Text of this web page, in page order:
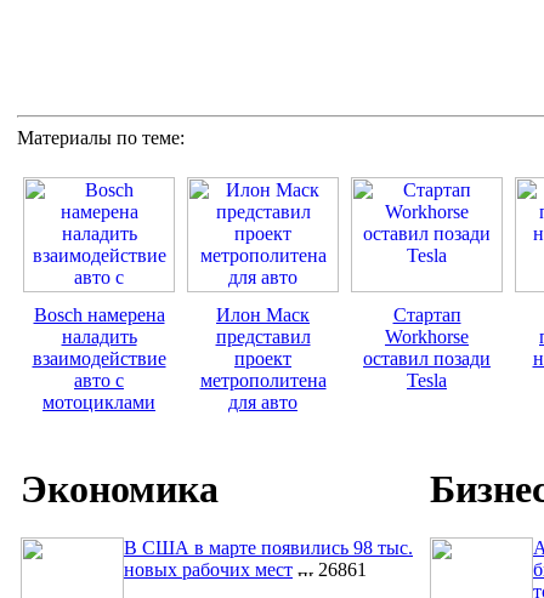
Материалы по теме:
Bosch намерена
наладить
взаимодействие
авто с
мотоциклами
Илон Маск
представил
проект
метрополитена
для авто
Стартап
Workhorse
оставил позади
Tesla
Экономика
В США в марте появились 98 тыс.
новых рабочих мест
26861